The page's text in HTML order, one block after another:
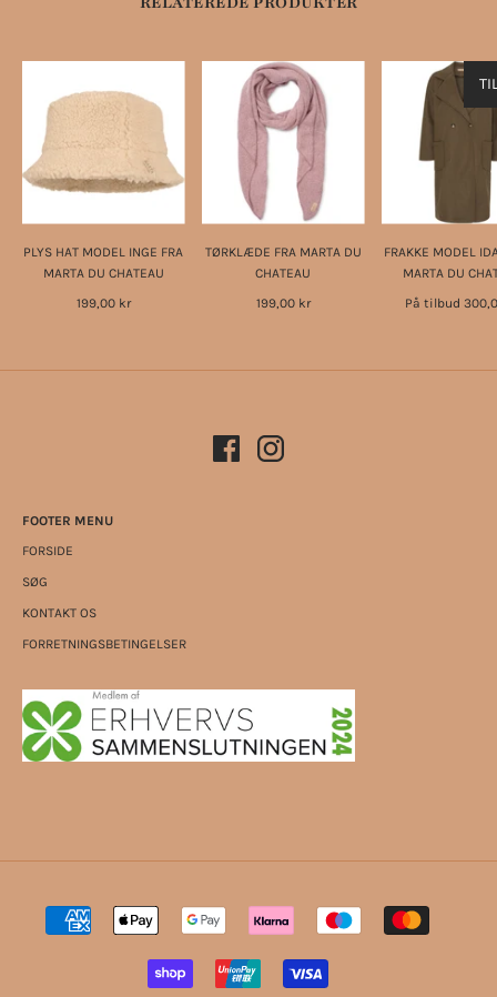
PLYS HAT MODEL INGE FRA
MARTA DU CHATEAU
199,00 kr
TØRKLÆDE FRA MARTA DU
CHATEAU
199,00 kr
FRAKKE MODEL
MARTA DU
På tilbud
FOOTER MENU
FORSIDE
SØG
KONTAKT OS
FORRETNINGSBETINGELSER